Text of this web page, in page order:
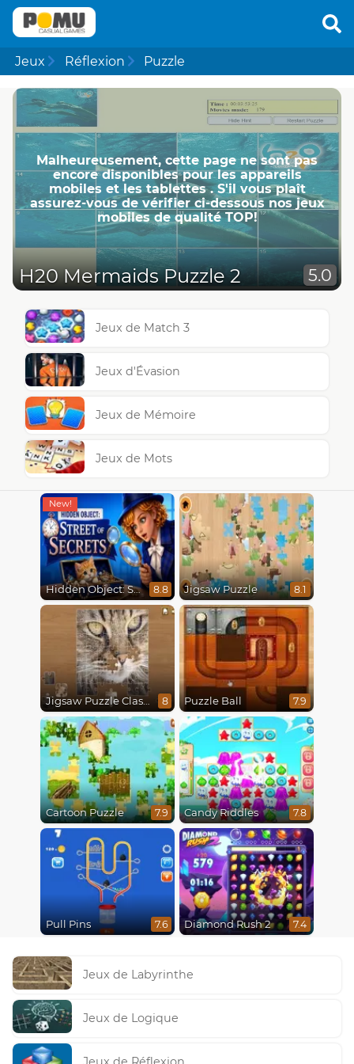
Jeux Réflexion Puzzle
Malheureusement, cette page ne ​​sont pas
encore disponibles pour les appareils
mobiles et les tablettes . S'il vous plaît
assurez-vous de vérifier ci-dessous nos jeux
mobiles de qualité TOP!
H20 Mermaids Puzzle 2 5.0
Jeux de Match 3
Jeux d'Évasion
Jeux de Mémoire
Jeux de Mots
Hidden Object: Street Of Secrets 8.8 Jigsaw Puzzle 8.1
Jigsaw Puzzle Classic 8 Puzzle Ball 7.9
Cartoon Puzzle 7.9 Candy Riddles 7.8
Pull Pins 7.6 Diamond Rush 2 7.4
Jeux de Labyrinthe
Jeux de Logique